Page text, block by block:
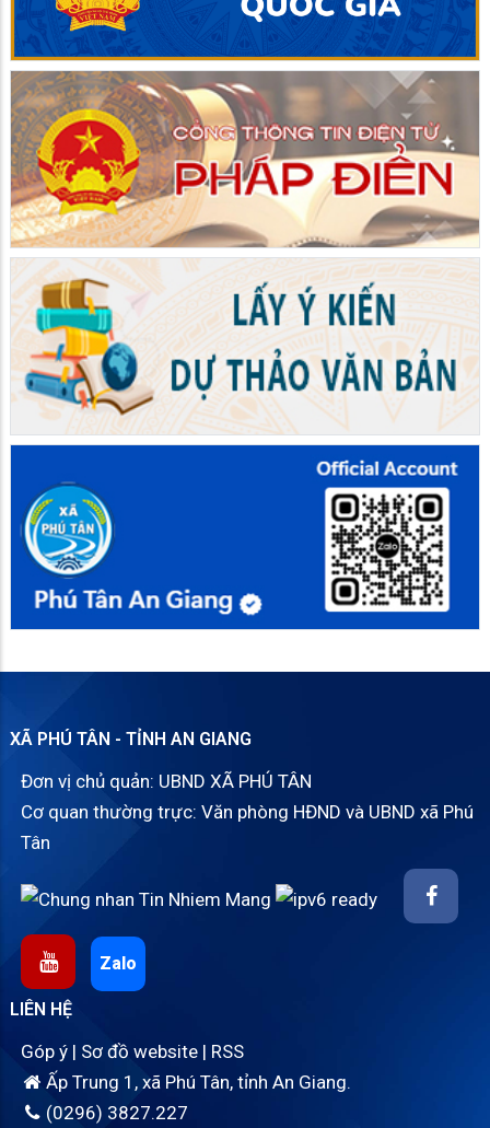
XÃ PHÚ TÂN - TỈNH AN GIANG
Đơn vị chủ quản: UBND XÃ PHÚ TÂN
Cơ quan thường trực: Văn phòng HĐND và UBND xã Phú
Tân
Zalo
LIÊN HỆ
Góp ý | Sơ đồ website | RSS
Ấp Trung 1, xã Phú Tân, tỉnh An Giang.
(0296) 3827.227